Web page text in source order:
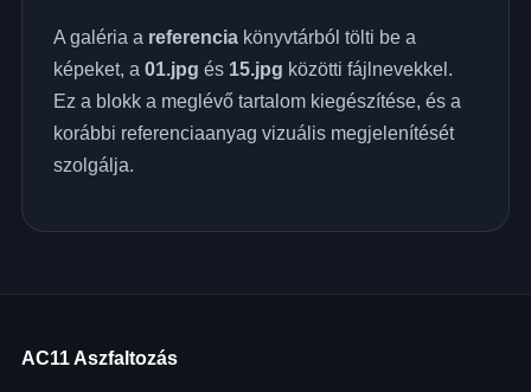
A galéria a referenciakönyvtárból tölti be a
képeket, a 01.jpg és 15.jpg közötti fájlnevekkel.
Ez a blokk a meglévő tartalom kiegészítése, és a
korábbi referenciaanyag vizuális megjelenítését
szolgálja.
AC11 Aszfaltozás